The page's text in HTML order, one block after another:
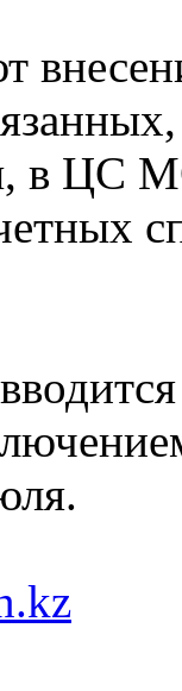
в ЦС